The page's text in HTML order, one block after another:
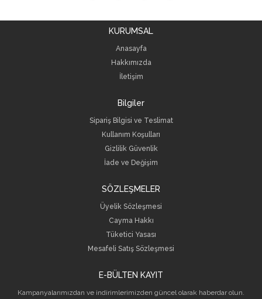
KURUMSAL
Anasayfa
Hakkımızda
İletişim
Bilgiler
Sipariş Bilgisi ve Teslimat
Kullanım Koşulları
Gizlilik Güvenlik
İade ve Değişim
SÖZLEŞMELER
Üyelik Sözleşmesi
Cayma Hakkı
Tüketici Yasası
Mesafeli Satış Sözleşmesi
E-BÜLTEN KAYIT
Kampanyalarımızdan ve indirimlerimizden güncel olarak haberdar olun.